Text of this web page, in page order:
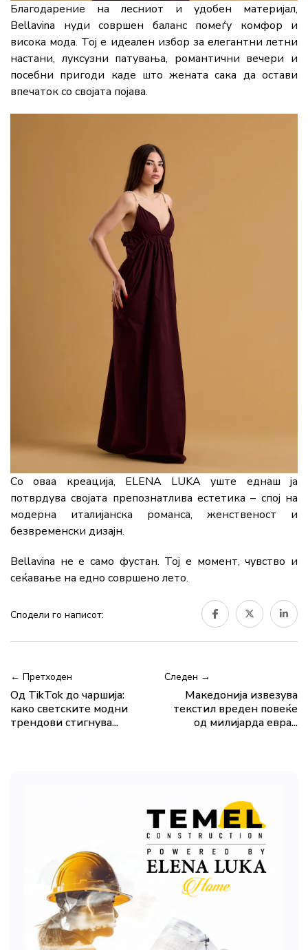
Благодарение на лесниот и удобен материјал,
Bellavina нуди совршен баланс помеѓу комфор и
висока мода. Тој е идеален избор за елегантни летни
настани, луксузни патувања, романтични вечери и
посебни пригоди каде што жената сака да остави
впечаток со својата појава.
Со оваа креација, ELENA LUKA уште еднаш ја
потврдува својата препознатлива естетика – спој на
модерна италијанска романса, женственост и
безвременски дизајн.
Bellavina не е само фустан. Тој е момент, чувство и
сеќавање на едно совршено лето.
Сподели го написот:
← Претходен
Од TikTok до чаршија:
како светските модни
трендови стигнува...
Следен →
Македонија извезува
текстил вреден повеќе
од милијарда евра...